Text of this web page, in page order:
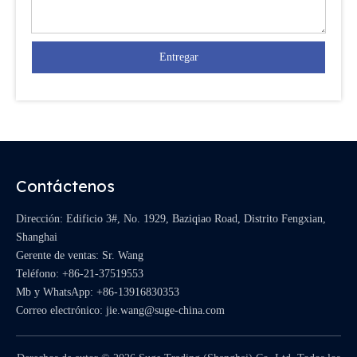
Entregar
Contáctenos
Dirección: Edificio 3#, No. 1929, Baziqiao Road, Distrito Fengxian,
Shanghai
Gerente de ventas: Sr. Wang
Teléfono: +86-21-37519553
Mb y WhatsApp: +86-13916830353
Correo electrónico: jie.wang@suge-china.com